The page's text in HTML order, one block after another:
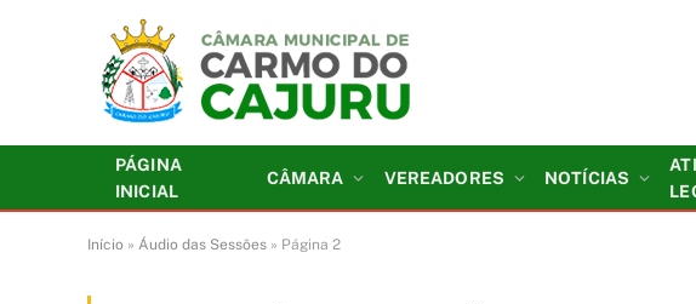
PÁGINA
INICIAL
CÂMARA VEREADORES NOTÍCIAS
Início » Áudio das Sessões » Página 2